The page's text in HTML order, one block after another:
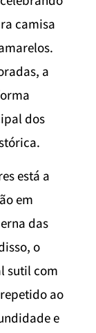
camisa
a
dos
está a
em
das
o
sutil com
ao
e